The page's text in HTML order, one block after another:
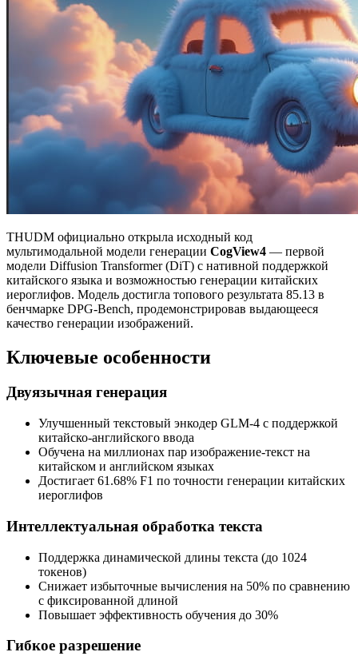
THUDM официально открыла исходный код
мультимодальной модели генерации CogView4 — первой
модели Diffusion Transformer (DiT) с нативной поддержкой
китайского языка и возможностью генерации китайских
иероглифов. Модель достигла топового результата 85.13 в
бенчмарке DPG-Bench, продемонстрировав выдающееся
качество генерации изображений.
Ключевые особенности
Двуязычная генерация
Улучшенный текстовый энкодер GLM-4 с поддержкой
китайско-английского ввода
Обучена на миллионах пар изображение-текст на
китайском и английском языках
Достигает 61.68% F1 по точности генерации китайских
иероглифов
Интеллектуальная обработка текста
Поддержка динамической длины текста (до 1024
токенов)
Снижает избыточные вычисления на 50% по сравнению
с фиксированной длиной
Повышает эффективность обучения до 30%
Гибкое разрешение